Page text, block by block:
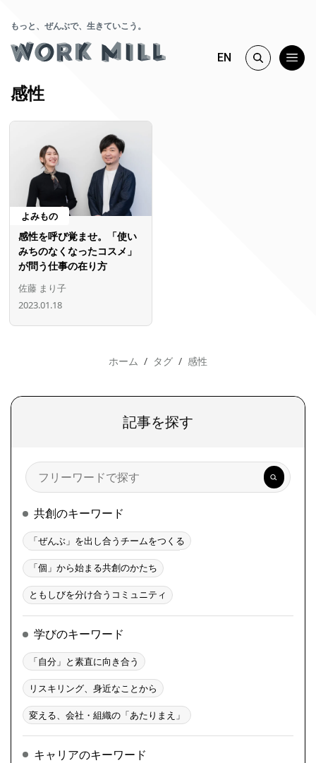
もっと、ぜんぶで、生きていこう。
EN
感性
よみもの
感性を呼び覚ませ。「使い
みちのなくなったコスメ」
が問う仕事の在り方
佐藤 まり子
2023.01.18
ホーム タグ 感性
記事を探す
検
索
共創のキーワード
「ぜんぶ」を出し合うチームをつくる
「個」から始まる共創のかたち
ともしびを分け合うコミュニティ
学びのキーワード
「自分」と素直に向き合う
リスキリング、身近なことから
変える、会社・組織の「あたりまえ」
キャリアのキーワード